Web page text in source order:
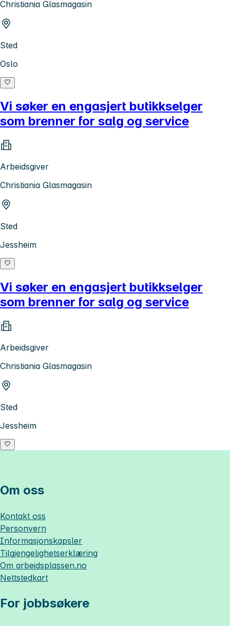
Christiania Glasmagasin
Sted
Oslo
Vi søker en engasjert butikkselger
som brenner for salg og service
Arbeidsgiver
Christiania Glasmagasin
Sted
Jessheim
Vi søker en engasjert butikkselger
som brenner for salg og service
Arbeidsgiver
Christiania Glasmagasin
Sted
Jessheim
Om oss
Kontakt oss
Personvern
Informasjonskapsler
Tilgjengelighetserklæring
Om arbeidsplassen.no
Nettstedkart
For jobbsøkere